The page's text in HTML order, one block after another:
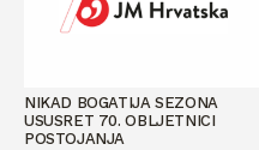
NIKAD BOGATIJA SEZONA
USUSRET 70. OBLJETNICI
POSTOJANJA